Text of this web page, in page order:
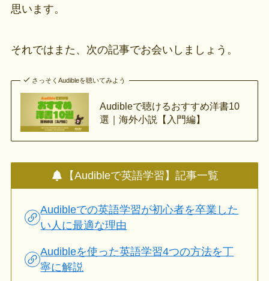
思います。
それではまた、次の記事でお会いしましょう。
さっそくAudibleを聴いてみよう
Audibleで聴けるおすすめ洋書10
選｜海外小説【入門編】
【Audibleで英語学習】記事一覧
Audibleでの英語学習が初心者を卒業した
い人に最適な理由
Audibleを使った英語学習4つの方法を丁
寧に解説